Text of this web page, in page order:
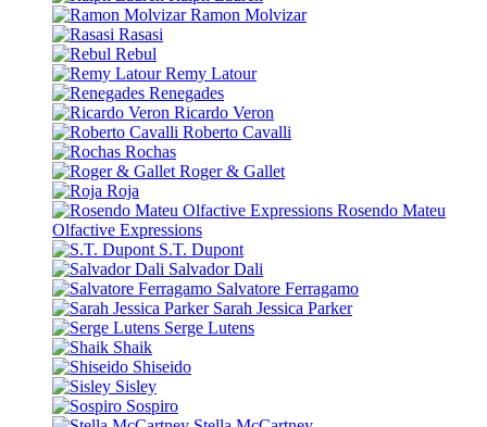
Ramon Molvizar
Rasasi
Rebul
Remy Latour
Renegades
Ricardo Veron
Roberto Cavalli
Rochas
Roger & Gallet
Roja
Rosendo Mateu
Olfactive Expressions
S.T. Dupont
Salvador Dali
Salvatore Ferragamo
Sarah Jessica Parker
Serge Lutens
Shaik
Shiseido
Sisley
Sospiro